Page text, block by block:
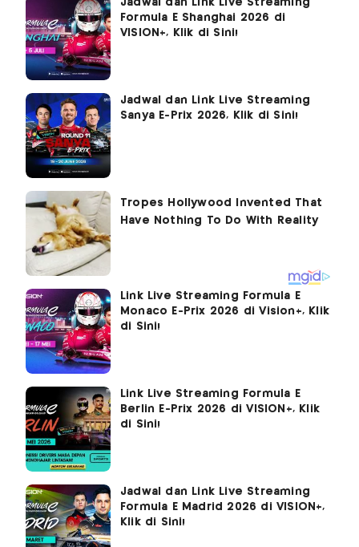
Jadwal dan Link Live Streaming
Formula E Shanghai 2026 di
VISION+, Klik di Sini!
Jadwal dan Link Live Streaming
Sanya E-Prix 2026, Klik di Sini!
Link Live Streaming Formula E
Monaco E-Prix 2026 di Vision+, Klik
di Sini!
Link Live Streaming Formula E
Berlin E-Prix 2026 di VISION+, Klik
di Sini!
Jadwal dan Link Live Streaming
Formula E Madrid 2026 di VISION+,
Klik di Sini!